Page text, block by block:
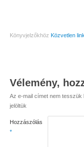
Könyvjelzőkhöz Közvetlen link
Vélemény,
Az e-mail címet nem tesszük
jelöltük
Hozzászólás
*